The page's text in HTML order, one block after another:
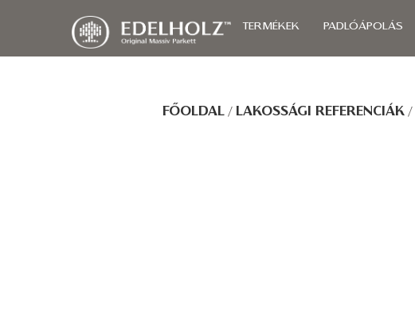
TERMÉKEK PADLÓÁPOLÁS
FŐOLDAL / LAKOSSÁGI REFERENCIÁK /